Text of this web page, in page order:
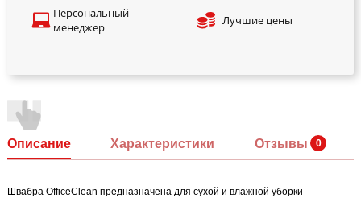
Персональный
менеджер
Лучшие цены
Описание Характеристики Отзывы
Швабра OfficeClean предназначена для сухой и влажной уборки